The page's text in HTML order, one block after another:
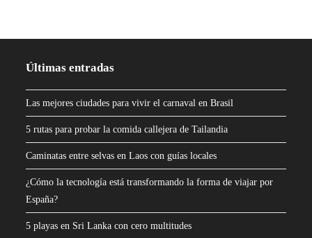
Últimas entradas
Las mejores ciudades para vivir el carnaval en Brasil
5 rutas para probar la comida callejera de Tailandia
Caminatas entre selvas en Laos con guías locales
¿Cómo la tecnología está transformando la forma de viajar por
España?
5 playas en Sri Lanka con cero multitudes